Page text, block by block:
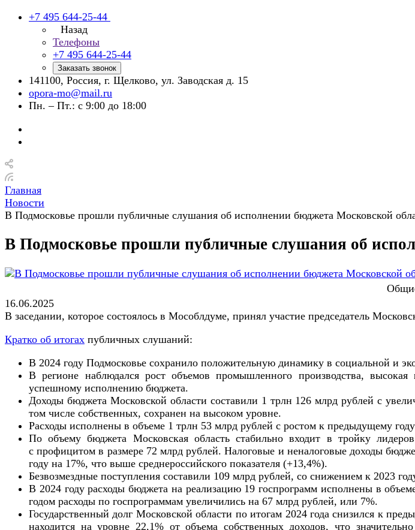
+7 495 644-25-44
Назад
Телефоны
+7 495 644-25-44
Заказать звонок
141100, Россия, г. Щелково, ул. Заводская д. 15
opora-mo@mail.ru
Пн. – Пт.: с 9:00 до 18:00
Главная
Новости
В Подмосковье прошли публичные слушания об исполнении бюджета Московской
В Подмосковье прошли публичные слушания об
16.06.2025
В заседании, которое состоялось в Мособлдуме, принял участие председатель
Кратко об итогах публичных слушаний:
В 2024 году Подмосковье сохранило положительную динамику в социальной и
В регионе наблюдался рост объемов промышленного производства, высокая
успешному исполнению бюджета.
Доходы бюджета Московской области составили 1 трлн 126 млрд рублей с
том числе собственных, сохранен на высоком уровне.
Расходы исполнены в объеме 1 трлн 53 млрд рублей с ростом к предыдущему
По объему бюджета Московская область стабильно входит в тройку
с профицитом в размере 72 млрд рублей. Налоговые и неналоговые доходы
году на 17%, что выше среднероссийского показателя (+13,4%).
Безвозмездные поступления составили 109 млрд рублей, со снижением к 2023
В 2024 году расходы бюджета на реализацию 19 госпрограмм исполнены в
годом расходы по госпрограммам увеличились на 67 млрд рублей, или 7%.
Государственный долг Московской области по итогам 2024 года снизился к
находится на уровне 22,1% от объема собственных доходов, что